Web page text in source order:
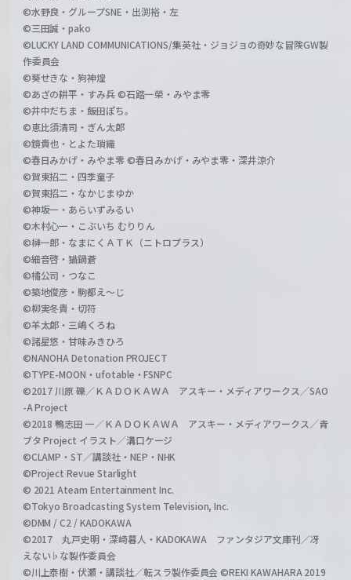
©水野良・グループSNE・出渕裕・左
©三田誠・pako
©LUCKY LAND COMMUNICATIONS/集英社・ジョジョの奇妙な冒険GW製
作委員会
©葵せきな・狗神煌
©あざの耕平・すみ兵 ©石踏一榮・みやま零
©井中だちま・飯田ぽち。
©恵比須清司・ぎん太郎
©鏡貴也・とよた瑣織
©春日みかげ・みやま零 ©春日みかげ・みやま零・深井涼介
©賀東招二・四季童子
©賀東招二・なかじまゆか
©神坂一・あらいずみるい
©木村心一・こぶいち むりりん
©榊一郎・なまにくＡＴＫ（ニトロプラス）
©細音啓・猫鍋蒼
©橘公司・つなこ
©築地俊彦・駒都え～じ
©柳実冬貴・切符
©羊太郎・三嶋くろね
©諸星悠・甘味みきひろ
©NANOHA Detonation PROJECT
©TYPE-MOON・ufotable・FSNPC
©2017 川原 礫／ＫＡＤＯＫＡＷＡ アスキー・メディアワークス／SAO
-A Project
©2018 鴨志田 一／ＫＡＤＯＫＡＷＡ アスキー・メディアワークス／青
ブタ Project イラスト／溝口ケージ
©CLAMP・ST／講談社・NEP・NHK
©Project Revue Starlight
© 2021 Ateam Entertainment Inc.
©Tokyo Broadcasting System Television, Inc.
©DMM / C2 / KADOKAWA
©2017 丸戸史明・深崎暮人・KADOKAWA ファンタジア文庫刊／冴
えない♭な製作委員会
©川上泰樹・伏瀬・講談社／転スラ製作委員会 ©REKI KAWAHARA 2019